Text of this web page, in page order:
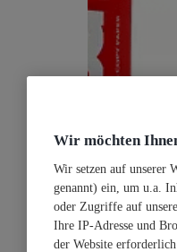
Wir möchten
Wir setzen auf unserer
genannt) ein, um u.a.
oder Zugriffe auf
Ihre IP-Adresse und
der Website